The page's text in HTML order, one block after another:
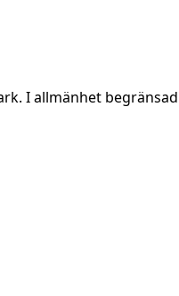
I allmänhet